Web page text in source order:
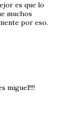
es que lo
muchos
por eso.
miguel!!!!